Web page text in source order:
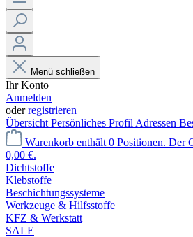
Menü schließen
Ihr Konto
Anmelden
oderregistrieren
Übersicht Persönliches Profil Adressen
Warenkorb enthält 0 Positionen. Der
0,00 €.
Dichtstoffe
Klebstoffe
Beschichtungssysteme
Werkzeuge & Hilfsstoffe
KFZ & Werkstatt
SALE